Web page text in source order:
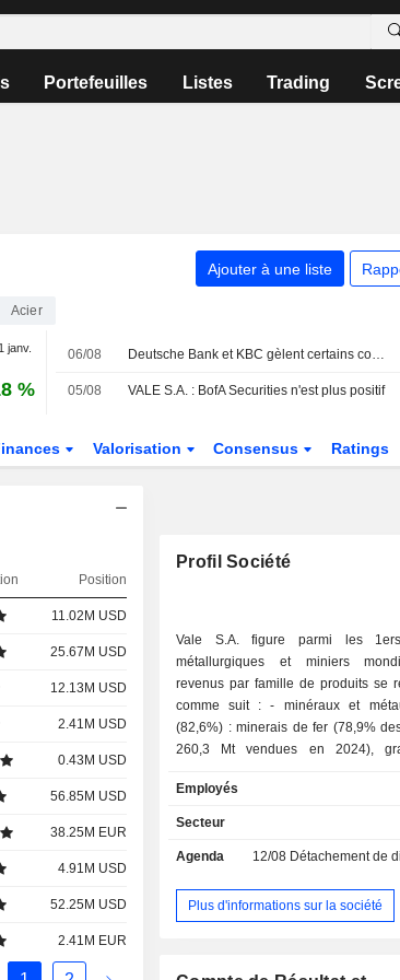
Portefeuilles Listes Trading
Ajouter à une liste
Acier
janv.
%
06/08 Deutsche Bank et KBC gèlent certains comptes de Radiant World à Singapour, selon Bloomberg News
05/08 VALE S.A. : BofA Securities n'est plus positif
Valorisation Consensus Ratings
Position
11.02M USD
25.67M USD
12.13M USD
2.41M USD
0.43M USD
56.85M USD
38.25M EUR
4.91M USD
52.25M USD
2.41M EUR
Profil Société
Vale S.A. figure parmi les
métallurgiques et miniers
revenus par famille de produits se
comme suit : - minéraux et métaux ferreux
(82,6%) : minerais de fer (78,9%
260,3 Mt vendues en 2024),
(2,3%) ; - minéraux et métaux non-ferreux
(17,4%) : nickel, métaux précieux
cuivre (42,4% ; 250 Kt) et autres
suivante : Brésil (9,4%), Etats-
Amériques (2,5%), Chine (50,9%),
Employés
Secteur
Agenda 12/08 Détachement de dividende
Plus d'informations sur la société